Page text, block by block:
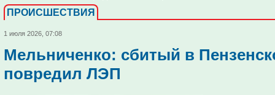
ПРОИCШЕСТВИЯ
1 июля 2026, 07:08
Мельниченко: сбитый в
повредил ЛЭП